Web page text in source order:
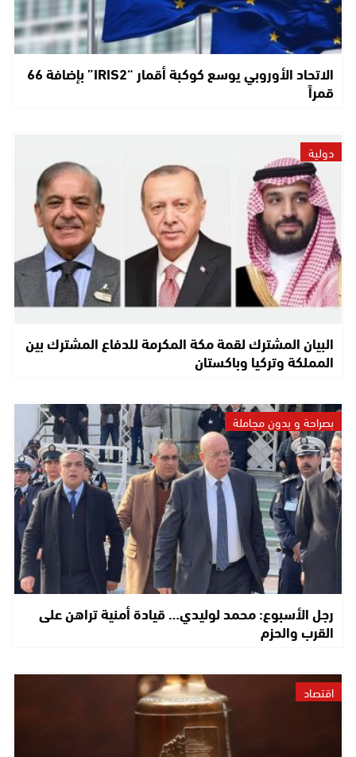
الاتحاد الأوروبي يوسع كوكبة أقمار “IRIS2” بإضافة 66
قمراً
دولية
البيان المشترك لقمة مكة المكرمة للدفاع المشترك بين
المملكة وتركيا وباكستان
بصراحة و بدون مجاملة
رجل الأسبوع: محمد لوليدي… قيادة أمنية تراهن على
القرب والحزم
اقتصاد